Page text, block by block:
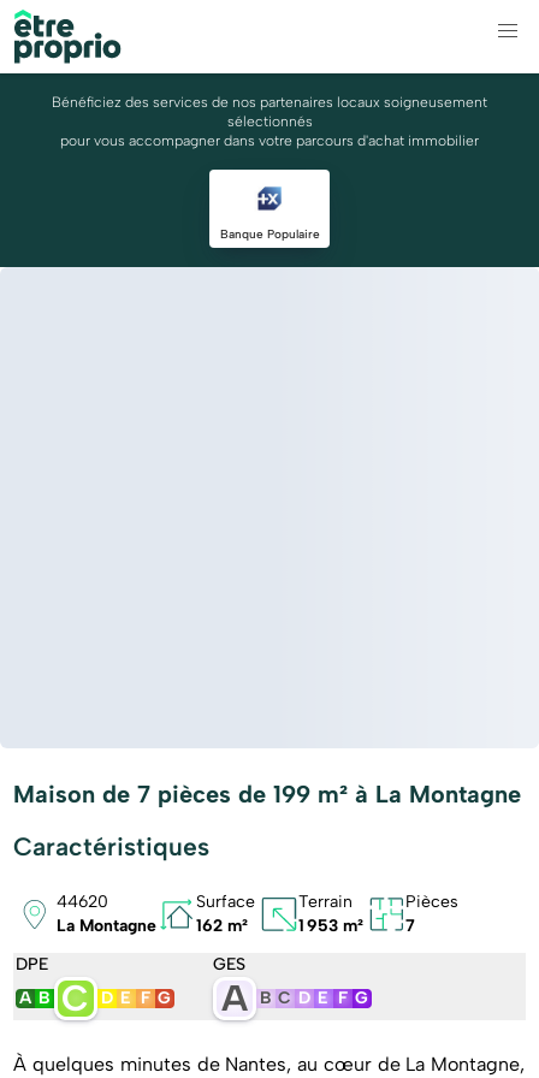
Bénéficiez des services de nos partenaires locaux soigneusement
sélectionnés
pour vous accompagner dans votre parcours d'achat immobilier
Banque Populaire
Maison de 7 pièces de 199 m² à La Montagne
Caractéristiques
44620
La Montagne
Surface
162 m²
Terrain
1 953 m²
Pièces
7
DPE
A B C D E F G
GES
A B C D E F G
À quelques minutes de Nantes, au cœur de La Montagne,